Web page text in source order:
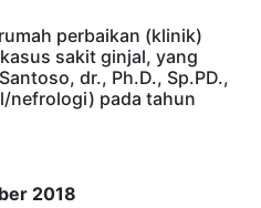
perbaikan (klinik)
sakit ginjal, yang
dr., Ph.D., Sp.PD.,
nefrologi) pada tahun
2018